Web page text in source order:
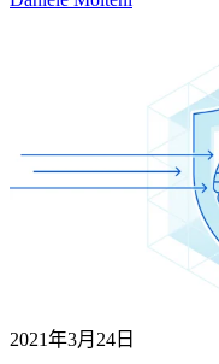
2021年3月24日